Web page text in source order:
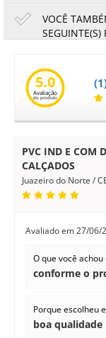
VOCÊ
SEGUINTE(S)
MP201
5.0
Avaliação
do produto
PVC IND E COM
CALÇADOS
Juazeiro do Norte /
Avaliado em27/06/
O que você
conforme o
Porque escolheu
boa qualidade